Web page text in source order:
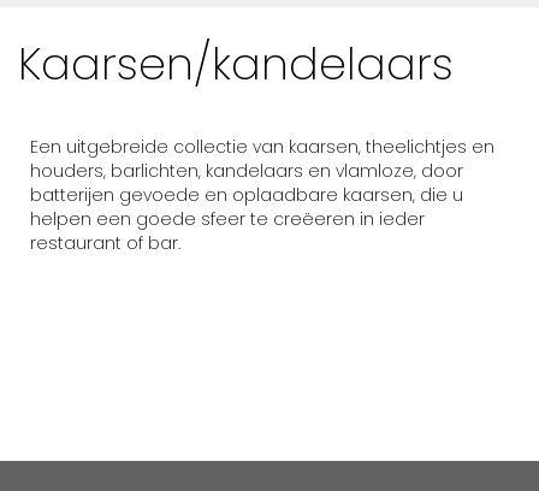
Kaarsen/kandelaars
Een uitgebreide collectie van kaarsen, theelichtjes en
houders, barlichten, kandelaars en vlamloze, door
batterijen gevoede en oplaadbare kaarsen, die u
helpen een goede sfeer te creëeren in ieder
restaurant of bar.